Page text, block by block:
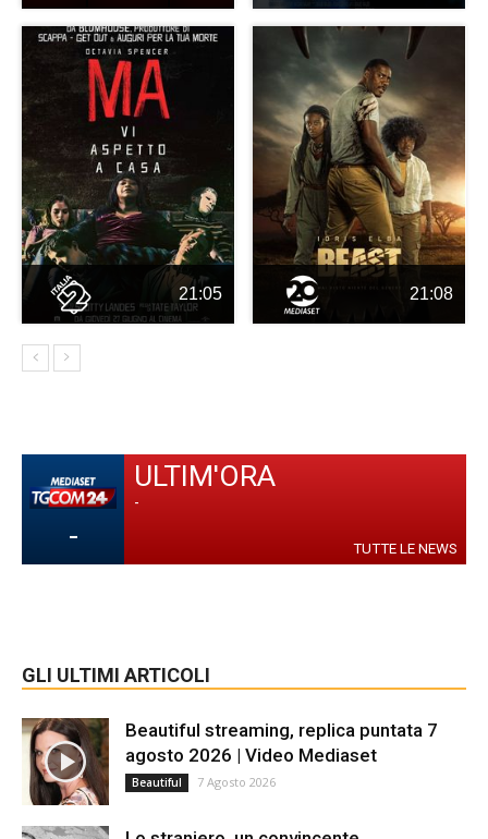
21:05 21:08
-
ULTIM'ORA
-
TUTTE LE NEWS
GLI ULTIMI ARTICOLI
Beautiful streaming, replica puntata 7
agosto 2026 | Video Mediaset
Beautiful 7 Agosto 2026